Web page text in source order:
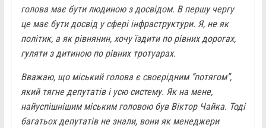
голова має бути людиною з досвідом. В першу чергу
це має бути досвід у сфері інфраструктури. Я, не як
політик, а як рівнянин, хочу їздити по рівних дорогах,
гуляти з дитиною по рівних тротуарах.
Вважаю, що міський голова є своєрідним “потягом”,
який тягне депутатів і усю систему. Як на мене,
найуспішнішим міським головою був Віктор Чайка. Тоді
багатьох депутатів не знали, вони як менеджери